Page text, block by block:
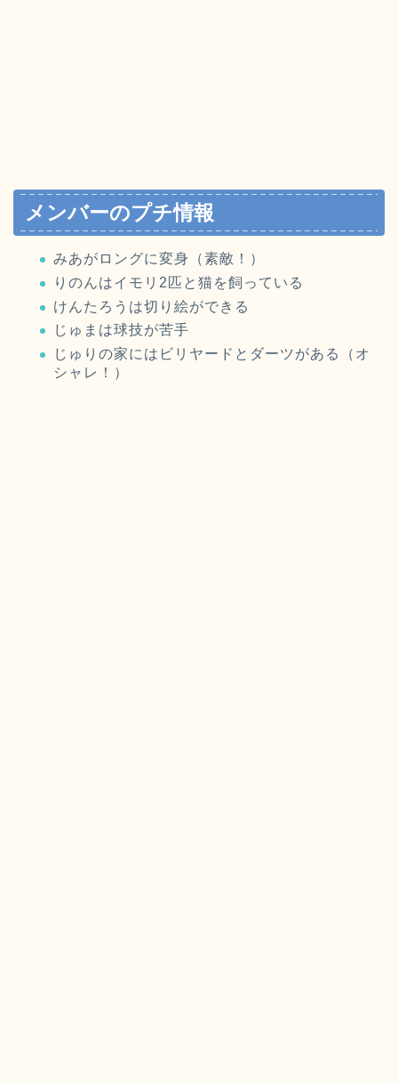
メンバーのプチ情報
みあがロングに変身（素敵！）
りのんはイモリ2匹と猫を飼っている
けんたろうは切り絵ができる
じゅまは球技が苦手
じゅりの家にはビリヤードとダーツがある（オ
シャレ！）